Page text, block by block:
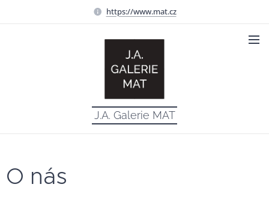
https://www.mat.cz
J.A. Galerie MAT
O nás